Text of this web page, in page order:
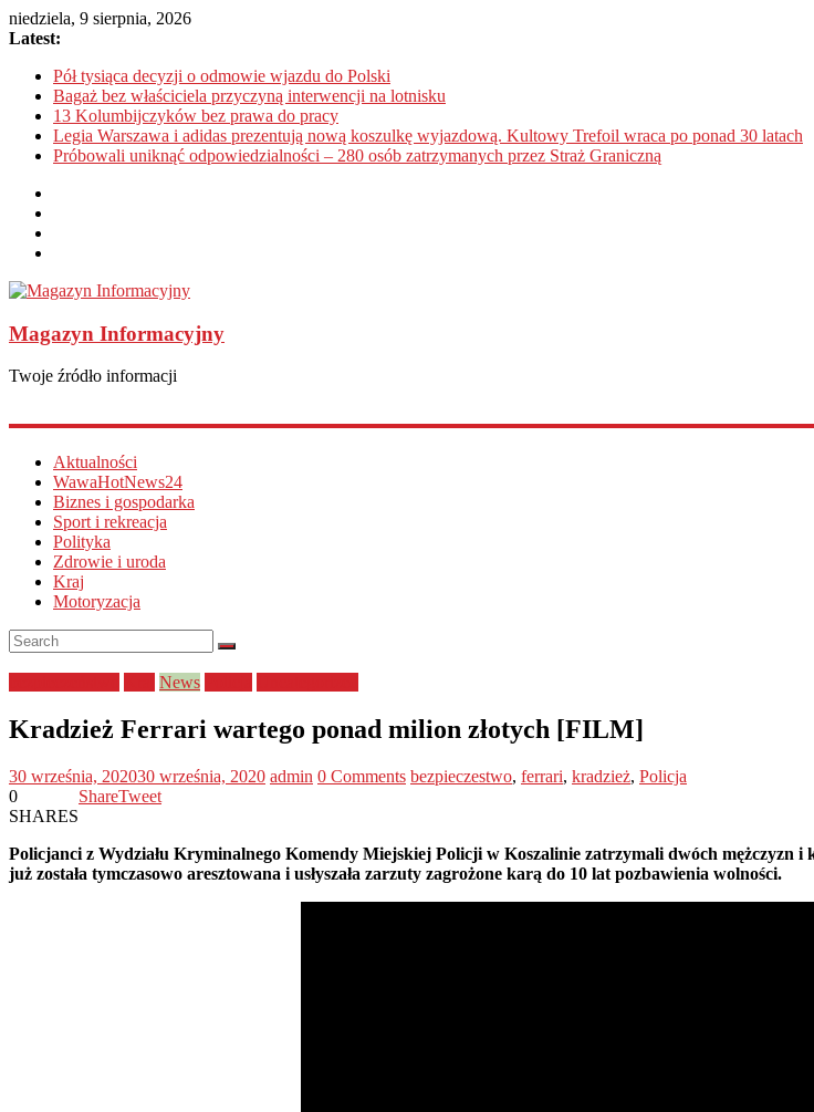
niedziela, 9 sierpnia, 2026
Latest:
Pół tysiąca decyzji o odmowie wjazdu do Polski
Bagaż bez właściciela przyczyną interwencji na lotnisku
13 Kolumbijczyków bez prawa do pracy
Legia Warszawa i adidas prezentują nową koszulkę wyjazdową. Kultowy Trefoil wraca po ponad 30 latach
Próbowali uniknąć odpowiedzialności – 280 osób zatrzymanych przez Straż Graniczną
Magazyn Informacyjny
Twoje źródło informacji
Aktualności
WawaHotNews24
Biznes i gospodarka
Sport i rekreacja
Polityka
Zdrowie i uroda
Kraj
Motoryzacja
News
Kradzież Ferrari wartego ponad milion złotych [FILM]
30 września, 202030 września, 2020 admin 0 Comments bezpieczestwo, ferrari, kradzież, Policja
0
SHARES
ShareTweet
Policjanci z Wydziału Kryminalnego Komendy Miejskiej Policji w Koszalinie zatrzymali dwóch mężczyzn
już została tymczasowo aresztowana i usłyszała zarzuty zagrożone karą do 10 lat pozbawienia wolności.